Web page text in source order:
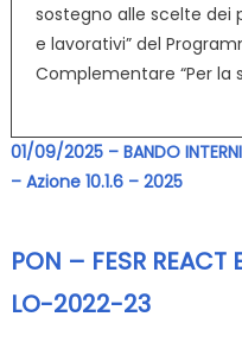
sostegno alle scelte dei
e lavorativi” del
Complementare “Per la
01/09/2025 – BANDO
– Azione 10.1.6 – 2025
PON – FESR REACT
LO-2022-23